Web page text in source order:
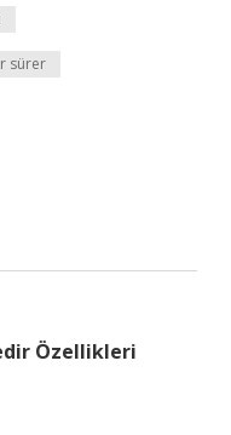
sürer
Özellikleri